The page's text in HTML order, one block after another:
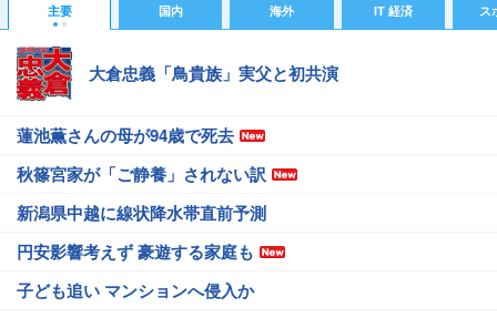
主要 国内 海外 IT 経済 ス
大倉忠義「鳥貴族」実父と初共演
蓮池薫さんの母が94歳で死去
秋篠宮家が「ご静養」されない訳
新潟県中越に線状降水帯直前予測
円安影響考えず 豪遊する家庭も
子ども追い マンションへ侵入か